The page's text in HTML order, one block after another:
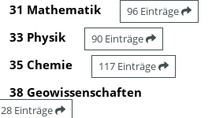
31 Mathematik 96 Einträge
33 Physik 90 Einträge
35 Chemie 117 Einträge
38 Geowissenschaften
28 Einträge